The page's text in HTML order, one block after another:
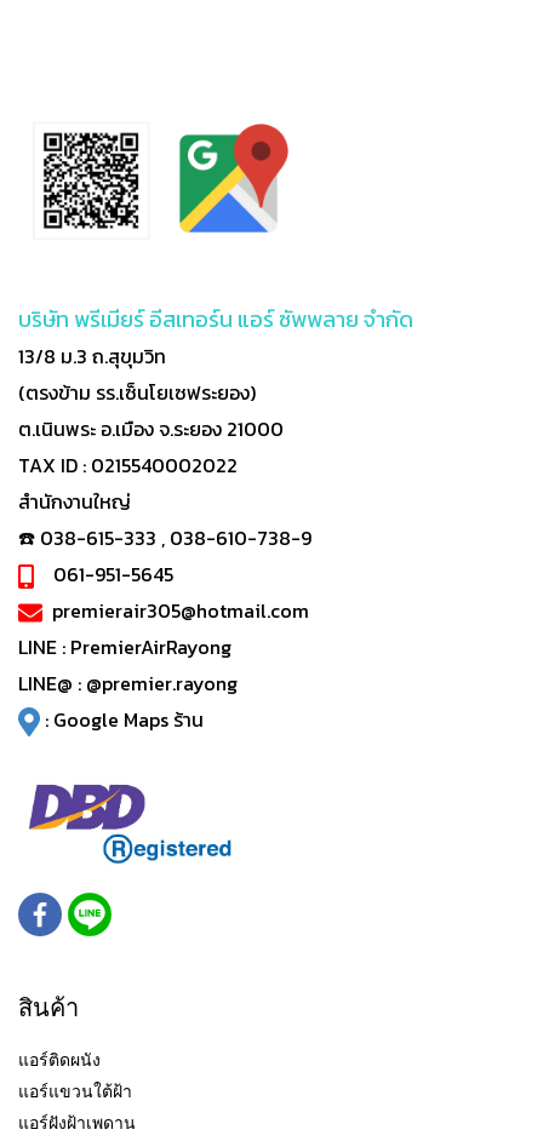
บริษัท พรีเมียร์ อีสเทอร์น แอร์ ซัพพลาย จำกัด
13/8 ม.3 ถ.สุขุมวิท
(ตรงข้าม รร.เซ็นโยเซฟระยอง)
ต.เนินพระ อ.เมือง จ.ระยอง 21000
TAX ID : 0215540002022
สำนักงานใหญ่
☎️ 038-615-333 , 038-610-738-9
061-951-5645
premierair305@hotmail.com
LINE : PremierAirRayong
LINE@ : @premier.rayong
: Google Maps ร้าน
สินค้า
แอร์ติดผนัง
แอร์แขวนใต้ฝ้า
แอร์ฝังฝ้าเพดาน